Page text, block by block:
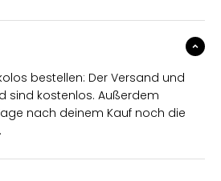
bestellen: Der Versand und
sind kostenlos. Außerdem
nach deinem Kauf noch die